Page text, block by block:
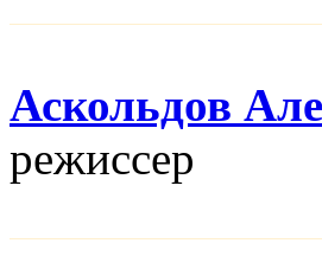
Аскольдов
режисcер